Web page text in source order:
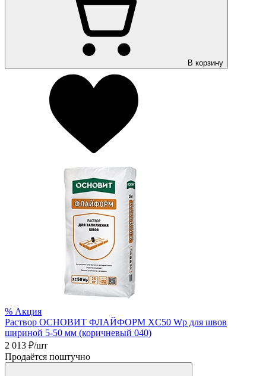
В корзину
% Акция
Раствор ОСНОВИТ ФЛАЙФОРМ XC50 Wp для швов
шириной 5-50 мм (коричневый 040)
2 013 ₽/шт
Продаётся поштучно